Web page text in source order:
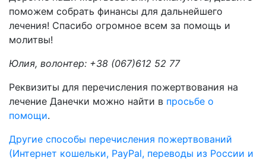
поможем собрать финансы для дальнейшего
лечения! Спасибо огромное всем за помощь и
молитвы!
Юлия, волонтер: +38 (067)612 52 77
Реквизиты для перечисления пожертвования на
лечение Данечки можно найти в просьбе о
помощи.
Другие способы перечисления пожертвований
(Интернет кошельки, PayPal, переводы из России и